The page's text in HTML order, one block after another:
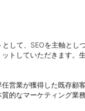
して、SEOを主軸とし
トしていただきます。
営業が獲得した既存顧
的なマーケティング業